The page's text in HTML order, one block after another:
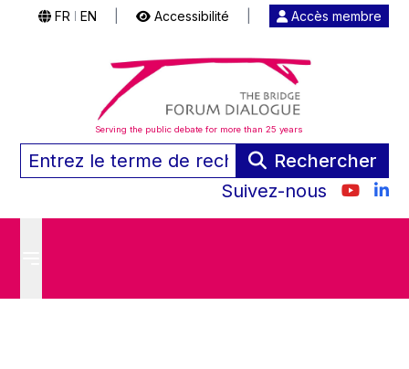
FR EN Accessibilité Accès membre
Serving the public debate for more than 25 years
Rechercher
Suivez-nous